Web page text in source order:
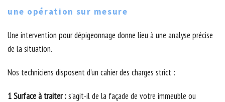
une opération sur mesure
Une intervention pour dépigeonnage donne lieu à une analyse précise
de la situation.
Nos techniciens disposent d’un cahier des charges strict :
1 Surface à traiter :s’agit-il de la façade de votre immeuble ou